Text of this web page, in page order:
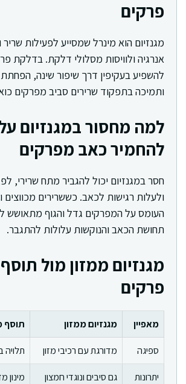
פרקים
מגנזיום הוא מינרל שמסייע לפעילות שריר
אנרגיה ולוויסות מסלולי דלקת. בדלקת
להשפיע בעקיפין דרך שיפור שינה, הפחתת
ותמיכה בתפקוד שרירים סביב מפרקים
למה מחסור במגנזיום
להחמיר כאב מפרקים
חסר במגנזיום יכול להגביר מתח שרירי,
ולעלות רגישות לכאב. כששרירים מכווצים
העומס על המפרקים גדל והגוף מתאושש
תחושת הכאב והנוקשות עלולות להתגבר.
מגנזיום ממזון מול
פרקים
מאפיין מגנזיום ממזון
תוסף
ספיגה
מדורגת עם רכיבי מזון
תלויה
יתרונות
גם סיבים ונוגדי חמצון
מינון